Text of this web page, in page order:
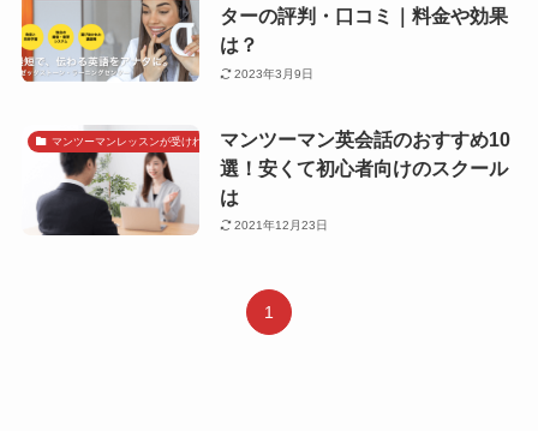
ターの評判・口コミ｜料金や効果
は？
2023年3月9日
マンツーマンレッスンが受けれる英会話教室マンツーマン英会話のおすすめ10
選！安くて初心者向けのスクール
は
2021年12月23日
1